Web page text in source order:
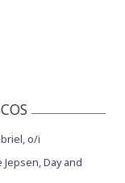
o/i
Jepsen, Day and